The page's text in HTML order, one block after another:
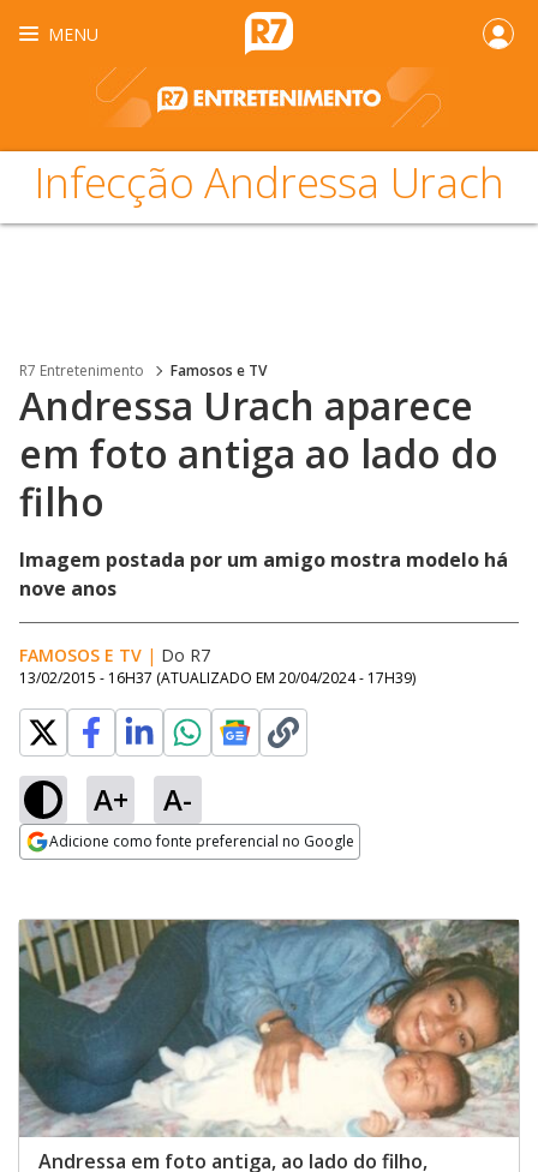
MENU
Infecção Andressa Urach
R7 Entretenimento Famosos e TV
Andressa Urach aparece
em foto antiga ao lado do
filho
Imagem postada por um amigo mostra modelo há
nove anos
FAMOSOS E TV | Do R7
13/02/2015 - 16H37 (ATUALIZADO EM 20/04/2024 - 17H39)
A+ A-
Adicione como fonte preferencial no Google
Andressa em foto antiga, ao lado do filho,